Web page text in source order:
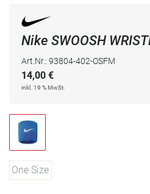
Nike SWOOSH
Art.Nr.: 93804-402-OSFM
14,00 €
inkl. 19 % MwSt.
One Size